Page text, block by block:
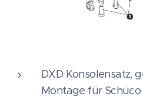
DXD Konsolensatz,
Montage für Schüco